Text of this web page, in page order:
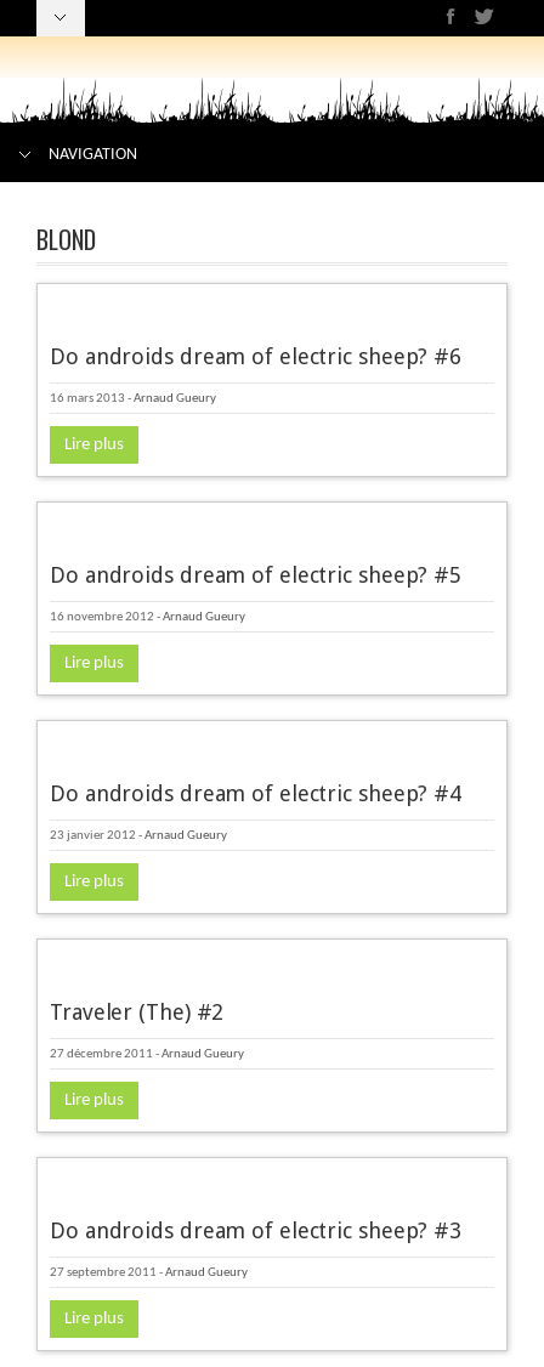
NAVIGATION
BLOND
Do androids dream of electric sheep? #6
16 mars 2013 -Arnaud Gueury
Lire plus
Do androids dream of electric sheep? #5
16 novembre 2012 -Arnaud Gueury
Lire plus
Do androids dream of electric sheep? #4
23 janvier 2012 -Arnaud Gueury
Lire plus
Traveler (The) #2
27 décembre 2011 -Arnaud Gueury
Lire plus
Do androids dream of electric sheep? #3
27 septembre 2011 -Arnaud Gueury
Lire plus